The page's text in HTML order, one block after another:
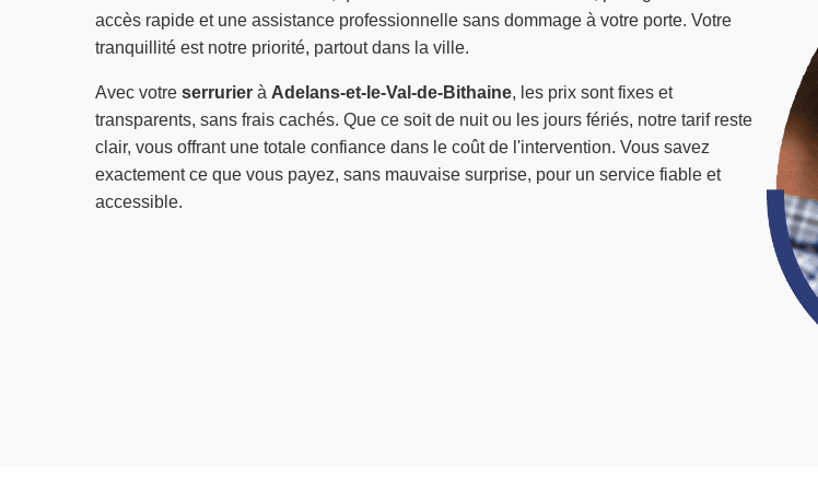
accès rapide et une assistance professionnelle sans dommage à votre porte. Votre
tranquillité est notre priorité, partout dans la ville.
Avec votre serrurier à Adelans-et-le-Val-de-Bithaine, les prix sont fixes et
transparents, sans frais cachés. Que ce soit de nuit ou les jours fériés, notre tarif reste
clair, vous offrant une totale confiance dans le coût de l'intervention. Vous savez
exactement ce que vous payez, sans mauvaise surprise, pour un service fiable et
accessible.